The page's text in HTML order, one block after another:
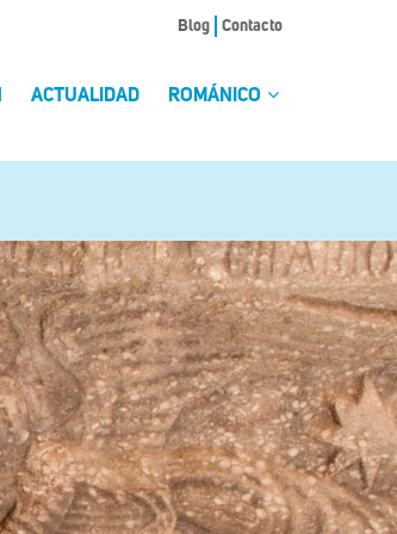
Blog Contacto
ACTUALIDAD ROMÁNICO